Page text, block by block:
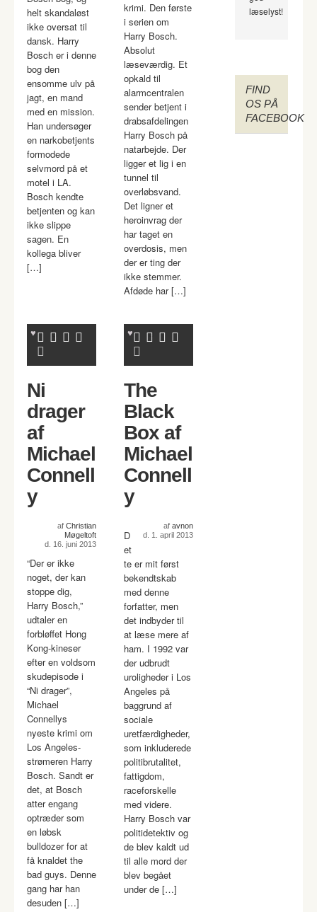
helt skandaløst
ikke oversat til
dansk. Harry
Bosch er i denne
bog den
ensomme ulv på
jagt, en mand
med en mission.
Han undersøger
en narkobetjents
formodede
selvmord på et
motel i LA.
Bosch kendte
betjenten og kan
ikke slippe
sagen. En
kollega bliver
[…]
krimi. Den første
i serien om
Harry Bosch.
Absolut
læseværdig. Et
opkald til
alarmcentralen
sender betjent i
drabsafdelingen
Harry Bosch på
natarbejde. Der
ligger et lig i en
tunnel til
overløbsvand.
Det ligner et
heroinvrag der
har taget en
overdosis, men
der er ting der
ikke stemmer.
Afdøde har […]
Ni
drager
af
Michael
Connell
y
af Christian
Møgeltoft
d. 16. juni 2013
“Der er ikke
noget, der kan
stoppe dig,
Harry Bosch,”
udtaler en
forbløffet Hong
Kong-kineser
efter en voldsom
skudepisode i
“Ni drager”,
Michael
Connellys
nyeste krimi om
Los Angeles-
strømeren Harry
Bosch. Sandt er
det, at Bosch
atter engang
optræder som
en løbsk
bulldozer for at
få knaldet the
bad guys. Denne
gang har han
desuden […]
The
Black
Box af
Michael
Connell
y
af avnon
d. 1. april 2013
D
et
te er mit først
bekendtskab
med denne
forfatter, men
det indbyder til
at læse mere af
ham. I 1992 var
der udbrudt
uroligheder i Los
Angeles på
baggrund af
sociale
uretfærdigheder,
som inkluderede
politibrutalitet,
fattigdom,
raceforskelle
med videre.
Harry Bosch var
politidetektiv og
de blev kaldt ud
til alle mord der
blev begået
under de […]
læselyst!
FIND
OS PÅ
FACEBOOK